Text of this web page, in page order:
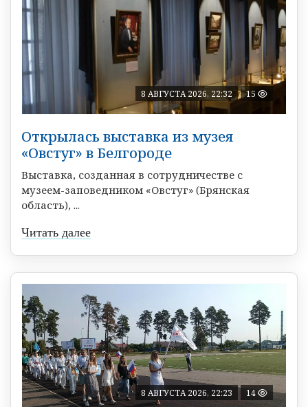
8 АВГУСТА 2026, 22:32 15
Открылась выставка из музея
«Овстуг» в Белгороде
Выставка, созданная в сотрудничестве с
музеем-заповедником «Овстуг» (Брянская
область), ...
Читать далее
8 АВГУСТА 2026, 22:23 14